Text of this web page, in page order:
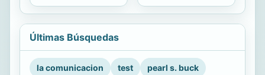
Últimas Búsquedas
la comunicacion test
pearl s. buck